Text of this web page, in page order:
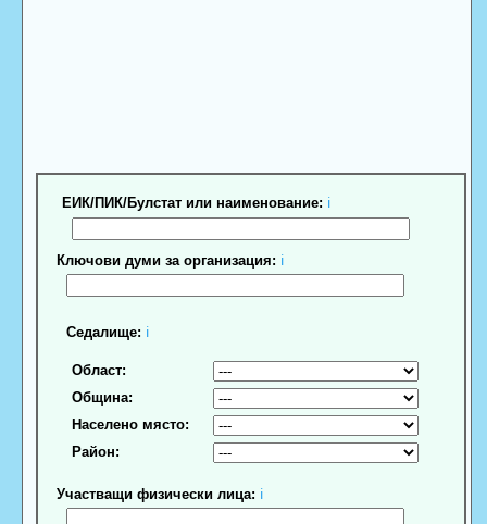
ЕИК/ПИК/Булстат или наименование: ℹ
Ключови думи за организация: ℹ
Седалище: ℹ
Област:
Община:
Населено място:
Район:
Участващи физически лица: ℹ